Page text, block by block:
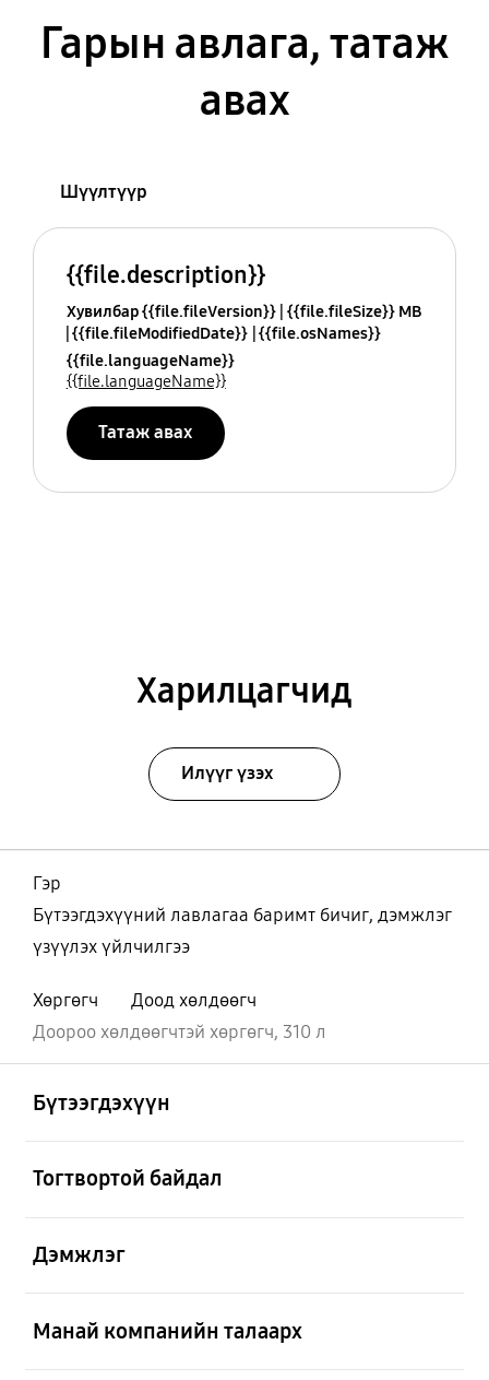
Гарын авлага, татаж
авах
Шүүлтүүр
{{file.description}}
Хувилбар {{file.fileVersion}} {{file.fileSize}} MB
{{file.fileModifiedDate}} {{file.osNames}}
{{file.languageName}}
{{file.languageName}}
Татаж авах
Харилцагчид
Илүүг үзэх
Гэр
Бүтээгдэхүүний лавлагаа баримт бичиг, дэмжлэг
үзүүлэх үйлчилгээ
Хөргөгч
Доод хөлдөөгч
Доороо хөлдөөгчтэй хөргөгч, 310 л
Бүтээгдэхүүн
Тогтвортой байдал
Дэмжлэг
Манай компанийн талаарх